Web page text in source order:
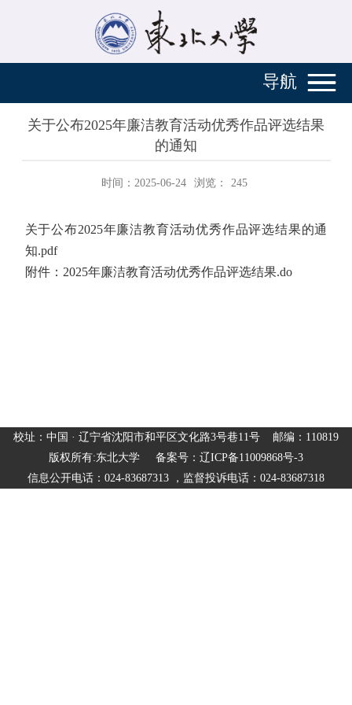
导航
关于公布2025年廉洁教育活动优秀作品评选结果
的通知
时间：2025-06-24 浏览： 245
关于公布2025年廉洁教育活动优秀作品评选结果的通
知.pdf
附件：2025年廉洁教育活动优秀作品评选结果.do
校址：中国 · 辽宁省沈阳市和平区文化路3号巷11号 邮编：110819
版权所有:东北大学 备案号：辽ICP备11009868号-3
信息公开电话：024-83687313 ，监督投诉电话：024-83687318